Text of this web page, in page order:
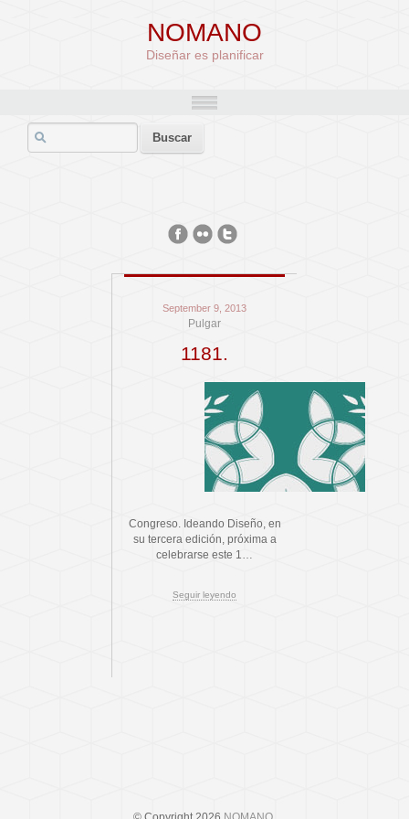
NOMANO
Diseñar es planificar
September 9, 2013
Pulgar
1181.
Congreso. Ideando Diseño, en
su tercera edición, próxima a
celebrarse este 1…
Seguir leyendo